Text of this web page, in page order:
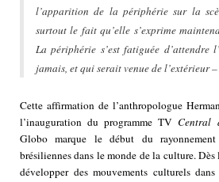
l’apparition de la périphérie sur la
surtout le fait qu’elle s’exprime
La périphérie s’est fatiguée d’attendre
jamais, et qui serait venue de l’extérieur
Cette affirmation de l’anthropologue
l’inauguration du programme TV Central
Globo marque le début du
brésiliennes dans le monde de la culture. Dès
développer des mouvements culturels